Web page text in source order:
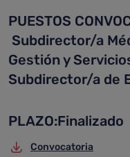
PUESTOS
Subdirector/a
Gestión y
Subdirector/a de
PLAZO:Finalizado
Convocatoria